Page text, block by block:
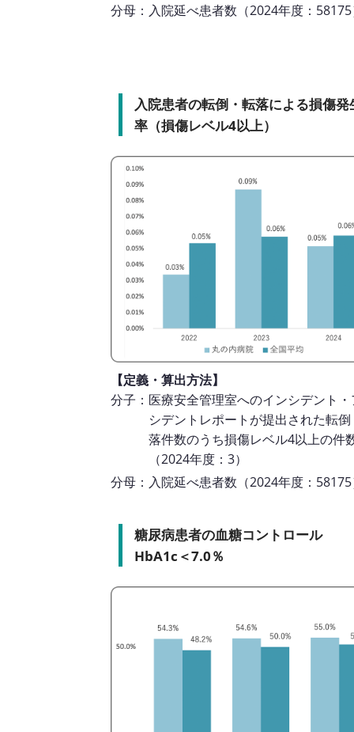
分母：入院延べ患者数（2024年度：
入院患者の転倒・転落による損傷発
率（損傷レベル4以上）
【定義・算出方法】
分子：医療安全管理室へのインシデント
シデントレポートが提出された転
落件数のうち損傷レベル4以上の件
（2024年度：3）
分母：入院延べ患者数（2024年度：
糖尿病患者の血糖コントロール
HbA1c＜7.0％